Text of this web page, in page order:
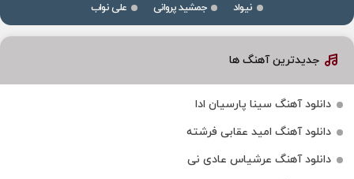
نیواد
جمشید پروانی علی نواب
جدیدترین آهنگ ها
دانلود آهنگ سینا پارسیان ادا
دانلود آهنگ امید عقابی فرشته
دانلود آهنگ عرشیاس عادی نی